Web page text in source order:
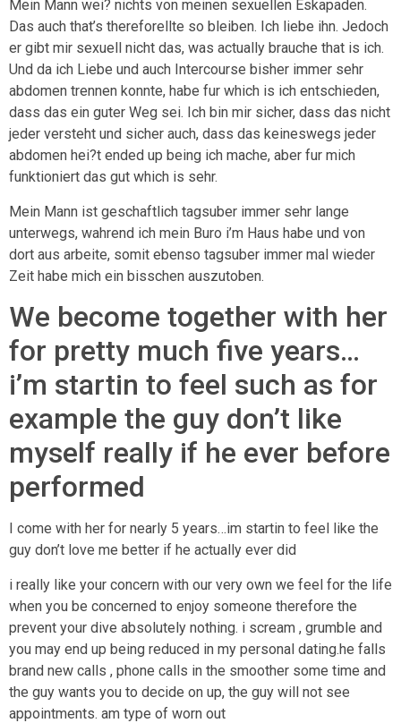
Mein Mann wei? nichts von meinen sexuellen Eskapaden.
Das auch that’s thereforellte so bleiben. Ich liebe ihn. Jedoch
er gibt mir sexuell nicht das, was actually brauche that is ich.
Und da ich Liebe und auch Intercourse bisher immer sehr
abdomen trennen konnte, habe fur which is ich entschieden,
dass das ein guter Weg sei. Ich bin mir sicher, dass das nicht
jeder versteht und sicher auch, dass das keineswegs jeder
abdomen hei?t ended up being ich mache, aber fur mich
funktioniert das gut which is sehr.
Mein Mann ist geschaftlich tagsuber immer sehr lange
unterwegs, wahrend ich mein Buro i’m Haus habe und von
dort aus arbeite, somit ebenso tagsuber immer mal wieder
Zeit habe mich ein bisschen auszutoben.
We become together with her
for pretty much five years…
i’m startin to feel such as for
example the guy don’t like
myself really if he ever before
performed
I come with her for nearly 5 years…im startin to feel like the
guy don’t love me better if he actually ever did
i really like your concern with our very own we feel for the life
when you be concerned to enjoy someone therefore the
prevent your dive absolutely nothing. i scream , grumble and
you may end up being reduced in my personal dating.he falls
brand new calls , phone calls in the smoother some time and
the guy wants you to decide on up, the guy will not see
appointments. am type of worn out